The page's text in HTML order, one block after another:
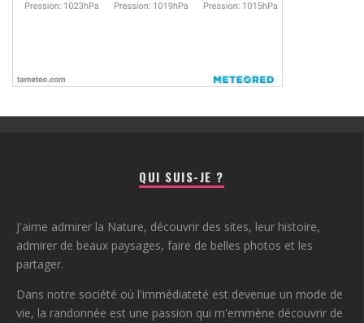
QUI SUIS-JE ?
J'aime admirer la Nature, découvrir des sites, leur histoire,
admirer de beaux paysages, faire de belles photos et les
partager.
Dans notre société où l'immédiateté est devenue un mode de
vie, la randonnée est une passion qui m'emmène découvrir de